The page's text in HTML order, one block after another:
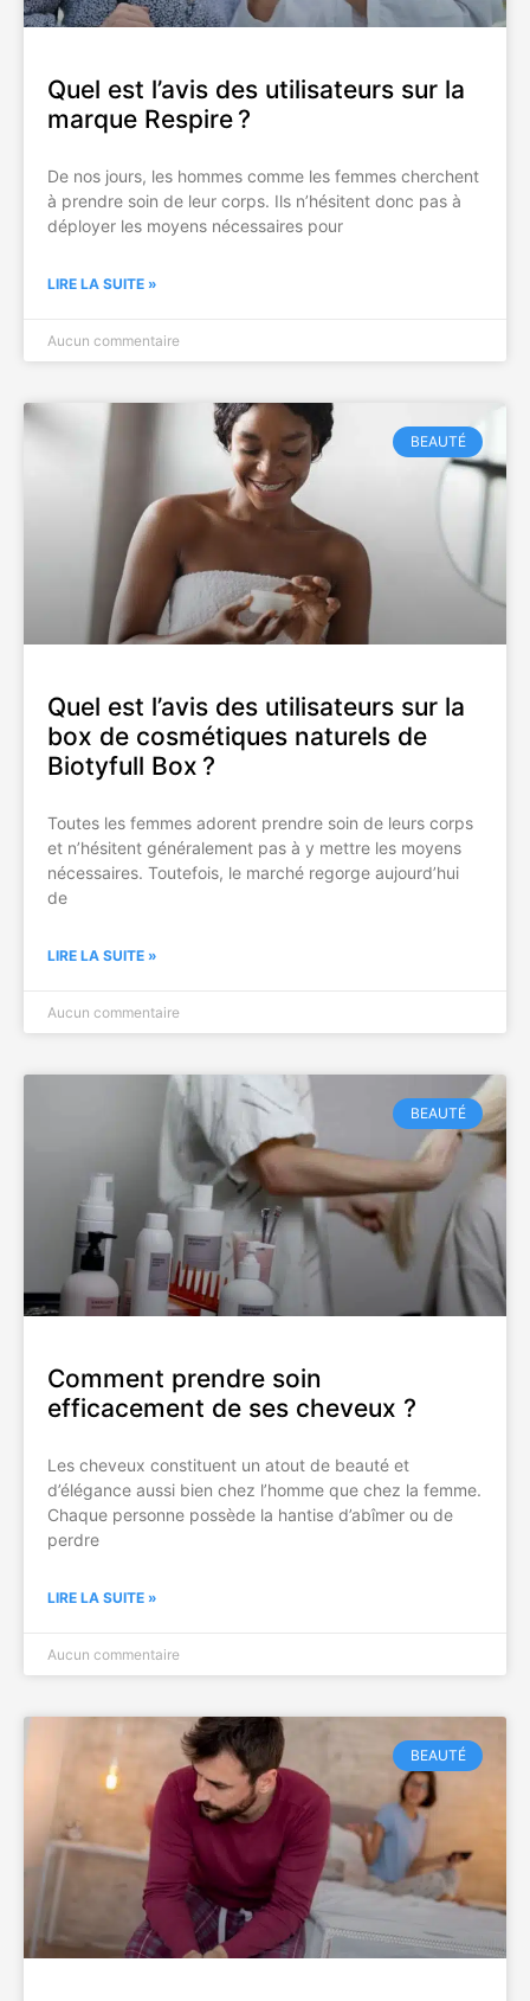
Quel est l’avis des utilisateurs sur la
marque Respire ?
De nos jours, les hommes comme les femmes cherchent
à prendre soin de leur corps. Ils n’hésitent donc pas à
déployer les moyens nécessaires pour
LIRE LA SUITE »
Aucun commentaire
BEAUTÉ
Quel est l’avis des utilisateurs sur la
box de cosmétiques naturels de
Biotyfull Box ?
Toutes les femmes adorent prendre soin de leurs corps
et n’hésitent généralement pas à y mettre les moyens
nécessaires. Toutefois, le marché regorge aujourd’hui
de
LIRE LA SUITE »
Aucun commentaire
BEAUTÉ
Comment prendre soin
efficacement de ses cheveux ?
Les cheveux constituent un atout de beauté et
d’élégance aussi bien chez l’homme que chez la femme.
Chaque personne possède la hantise d’abîmer ou de
perdre
LIRE LA SUITE »
Aucun commentaire
BEAUTÉ